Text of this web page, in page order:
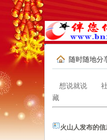
随时随地分
想说就说
藏
火山人发布的信